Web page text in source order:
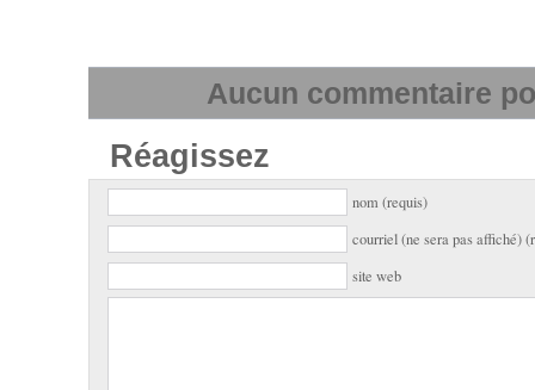
Aucun commentaire
Réagissez
nom (requis)
courriel (ne sera pas affiché)
site web